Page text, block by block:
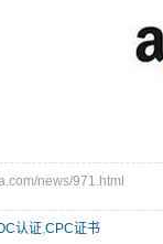
news/971.html
认证,CPC证书